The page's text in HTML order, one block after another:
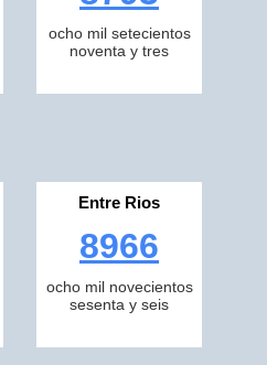
ocho mil setecientos
noventa y tres
Entre Rios
8966
ocho mil novecientos
sesenta y seis